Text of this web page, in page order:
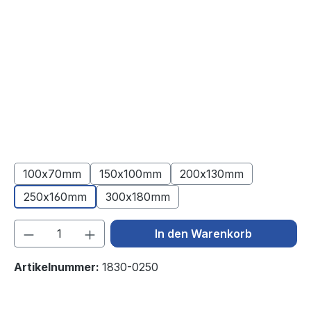
100x70mm 150x100mm
200x130mm
250x160mm
300x180mm
Produkt Anzahl: Gib denIn den Warenkorb
Artikelnummer: 1830-0250